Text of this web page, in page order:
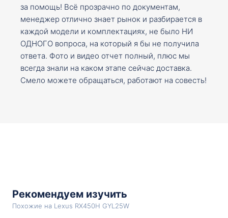
за помощь! Всё прозрачно по документам,
менеджер отлично знает рынок и разбирается в
каждой модели и комплектациях, не было НИ
ОДНОГО вопроса, на который я бы не получила
ответа. Фото и видео отчет полный, плюс мы
всегда знали на каком этапе сейчас доставка.
Смело можете обращаться, работают на совесть!
Рекомендуем изучить
Похожие на Lexus RX450H GYL25W